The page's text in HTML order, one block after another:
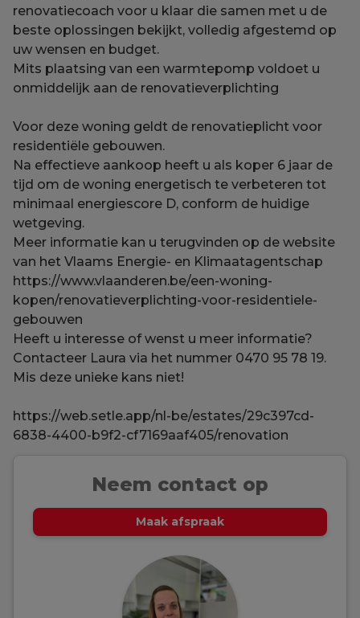
renovatiecoach voor u klaar die samen met u de
beste oplossingen bekijkt, volledig afgestemd op
uw wensen en budget.
Mits plaatsing van een warmtepomp voldoet u
onmiddelijk aan de renovatieverplichting
Voor deze woning geldt de renovatieplicht voor
residentiële gebouwen.
Na effectieve aankoop heeft u als koper 6 jaar de
tijd om de woning energetisch te verbeteren tot
minimaal energiescore D, conform de huidige
wetgeving.
Meer informatie kan u terugvinden op de website
van het Vlaams Energie- en Klimaatagentschap
https://www.vlaanderen.be/een-woning-
kopen/renovatieverplichting-voor-residentiele-
gebouwen
Heeft u interesse of wenst u meer informatie?
Contacteer Laura via het nummer 0470 95 78 19.
Mis deze unieke kans niet!
https://web.setle.app/nl-be/estates/29c397cd-
6838-4400-b9f2-cf7169aaf405/renovation
Neem contact op
Maak afspraak